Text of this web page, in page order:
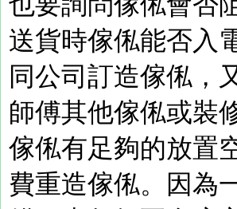
送貨時傢俬能否入
同公司訂造傢俬，
師傅其他傢俬或裝
傢俬有足夠的放置
費重造傢俬。因為